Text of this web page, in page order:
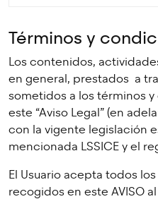
Términos y
Los contenidos,
en general, prestados a
sometidos a los términos
este “Aviso Legal” (en
con la vigente legislación
mencionada LSSICE y el
El Usuario acepta todos
recogidos en este AVISO